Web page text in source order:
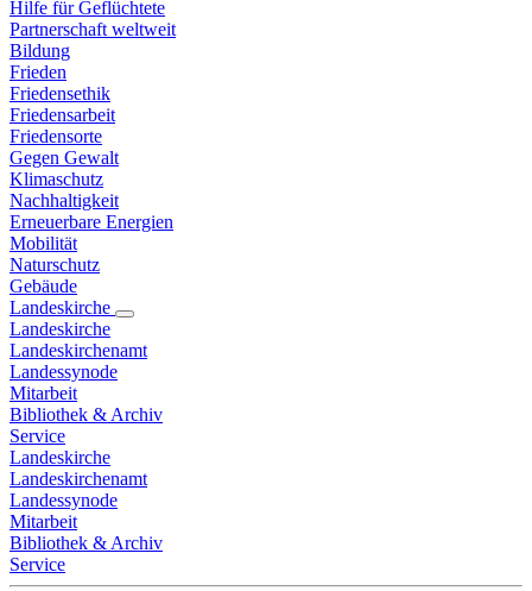
Hilfe für Geflüchtete
Partnerschaft weltweit
Bildung
Frieden
Friedensethik
Friedensarbeit
Friedensorte
Gegen Gewalt
Klimaschutz
Nachhaltigkeit
Erneuerbare Energien
Mobilität
Naturschutz
Gebäude
Landeskirche
Landeskirche
Landeskirchenamt
Landessynode
Mitarbeit
Bibliothek & Archiv
Service
Landeskirche
Landeskirchenamt
Landessynode
Mitarbeit
Bibliothek & Archiv
Service